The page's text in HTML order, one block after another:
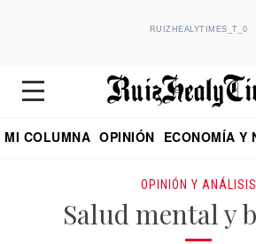
RUIZHEALYTIMES_T_0
MI COLUMNA OPINIÓN ECONOMÍA Y
OPINIÓN Y ANÁLISIS
Salud mental y